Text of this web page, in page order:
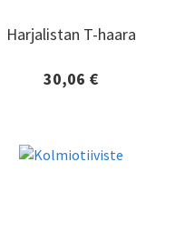
Harjalistan T-haara
30,06 €
Harjalistan T-haara
Lisätiedot ja tilaaminen